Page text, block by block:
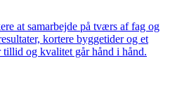
at samarbejde på tværs af fag og
kortere byggetider og et
og kvalitet går hånd i hånd.